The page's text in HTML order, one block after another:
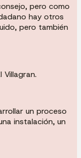
pero como
hay otros
pero también
un proceso
instalación, un